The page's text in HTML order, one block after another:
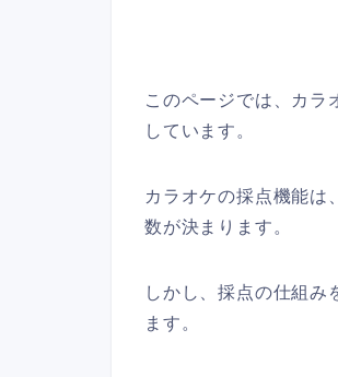
このページでは、カラ
しています。
カラオケの採点機能は
数が決まります。
しかし、採点の仕組み
ます。